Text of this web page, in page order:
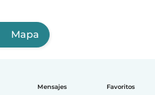
Mensajes Favoritos
Mapa